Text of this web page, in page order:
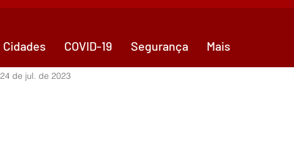
24 de jul. de 2023
Cidades COVID-19 Segurança Mais